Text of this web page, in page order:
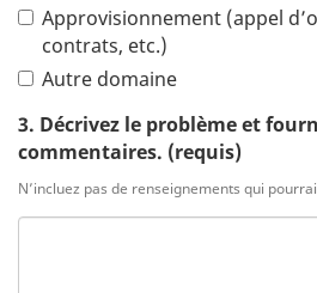
Approvisionnement (appel
contrats, etc.)
Autre domaine
3. Décrivez le problème et
commentaires. (requis)
N’incluez pas de renseignements qui